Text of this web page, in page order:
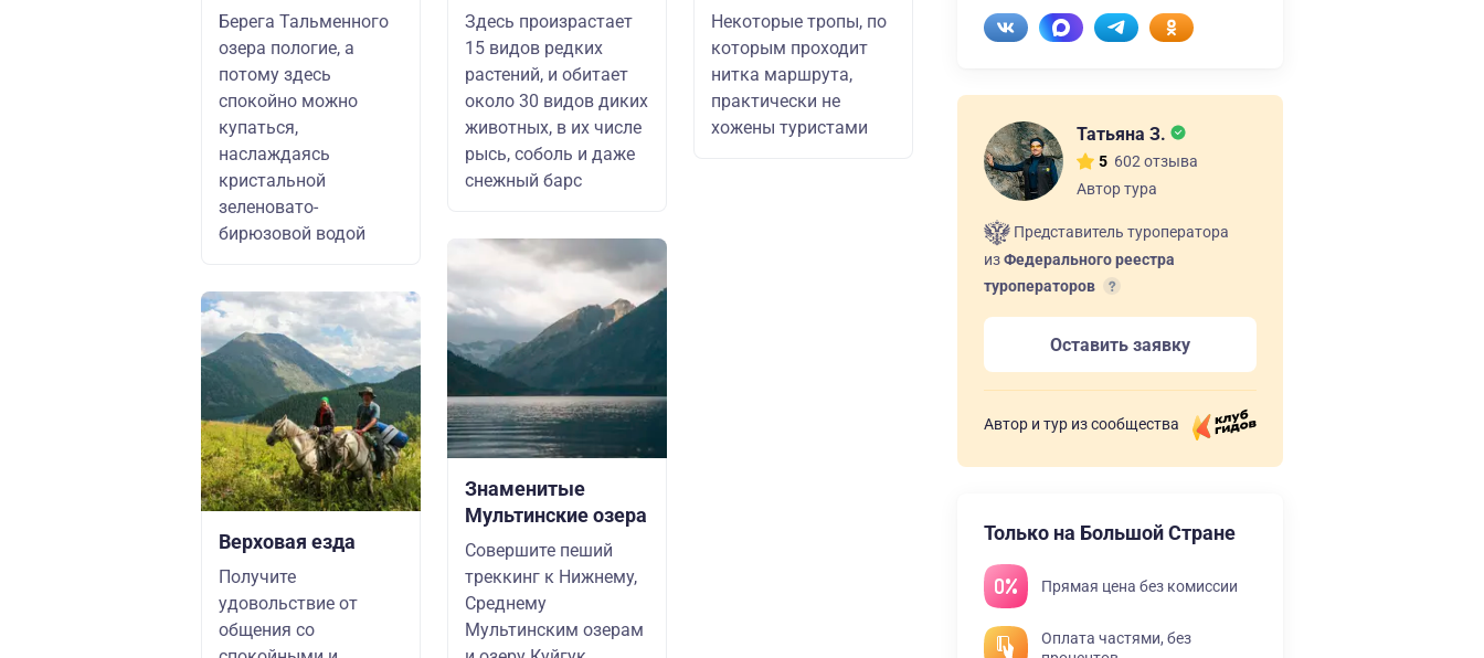
Берега Тальменного
озера пологие, а
потому здесь
спокойно можно
купаться,
наслаждаясь
кристальной
зеленовато-
бирюзовой водой
Верховая езда
Получите
удовольствие от
общения со
Здесь произрастает
15 видов редких
растений, и обитает
около 30 видов диких
животных, в их числе
рысь, соболь и даже
снежный барс
Знаменитые
Мультинские озера
Совершите пеший
треккинг к Нижнему,
Среднему
Мультинским озерам
Некоторые тропы, по
которым проходит
нитка маршрута,
практически не
хожены туристами
Татьяна З.
5 602 отзыва
Автор тура
Представитель туроператора
изФедерального реестра
туроператоров
Оставить заявку
Автор и тур из сообщества
Только на Большой Стране
Прямая цена без комиссии
Оплата частями, без